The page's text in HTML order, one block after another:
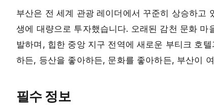
부산은 전 세계 관광 레이더에서 꾸준히 상승하고
생에 대량으로 투자했습니다. 오래된 감천 문화
발하며, 힙한 중앙 지구 전역에 새로운 부티크 호
하든, 등산을 좋아하든, 문화를 좋아하든, 부산이
필수 정보